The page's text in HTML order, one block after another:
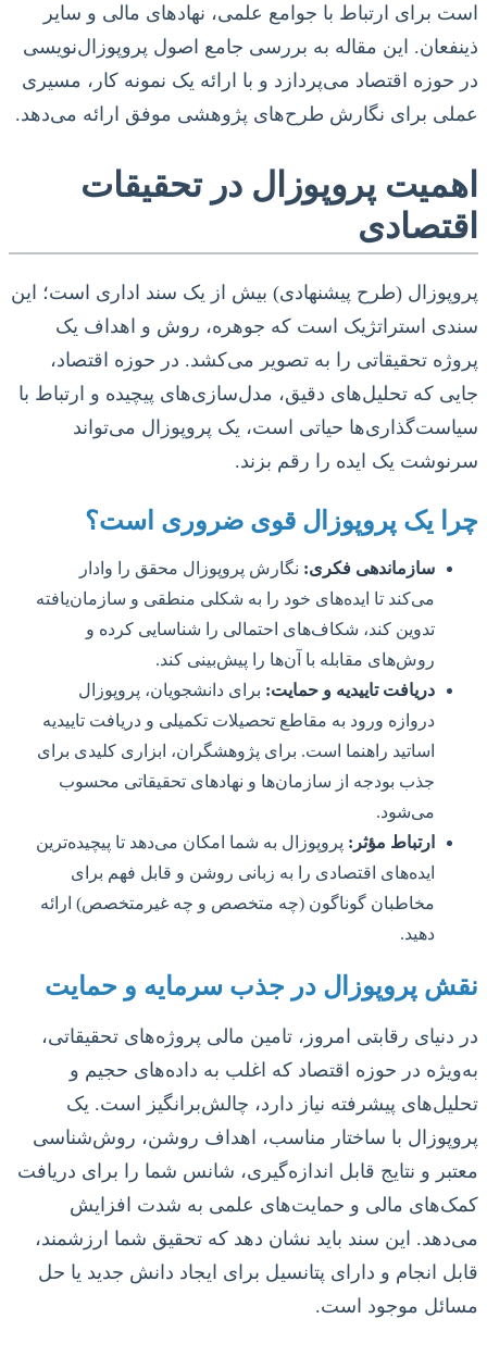
است برای ارتباط با جوامع علمی، نهادهای مالی و سایر
ذینفعان. این مقاله به بررسی جامع اصول پروپوزال‌نویسی
در حوزه اقتصاد می‌پردازد و با ارائه یک نمونه کار، مسیری
عملی برای نگارش طرح‌های پژوهشی موفق ارائه می‌دهد.
اهمیت پروپوزال در تحقیقات
اقتصادی
پروپوزال (طرح پیشنهادی) بیش از یک سند اداری است؛ این
سندی استراتژیک است که جوهره، روش و اهداف یک
پروژه تحقیقاتی را به تصویر می‌کشد. در حوزه اقتصاد،
جایی که تحلیل‌های دقیق، مدل‌سازی‌های پیچیده و ارتباط با
سیاست‌گذاری‌ها حیاتی است، یک پروپوزال می‌تواند
سرنوشت یک ایده را رقم بزند.
چرا یک پروپوزال قوی ضروری است؟
سازماندهی فکری: نگارش پروپوزال محقق را وادار
می‌کند تا ایده‌های خود را به شکلی منطقی و سازمان‌یافته
تدوین کند، شکاف‌های احتمالی را شناسایی کرده و
روش‌های مقابله با آن‌ها را پیش‌بینی کند.
دریافت تاییدیه و حمایت: برای دانشجویان، پروپوزال
دروازه ورود به مقاطع تحصیلات تکمیلی و دریافت تاییدیه
اساتید راهنما است. برای پژوهشگران، ابزاری کلیدی برای
جذب بودجه از سازمان‌ها و نهادهای تحقیقاتی محسوب
می‌شود.
ارتباط مؤثر: پروپوزال به شما امکان می‌دهد تا پیچیده‌ترین
ایده‌های اقتصادی را به زبانی روشن و قابل فهم برای
مخاطبان گوناگون (چه متخصص و چه غیرمتخصص) ارائه
دهید.
نقش پروپوزال در جذب سرمایه و حمایت
در دنیای رقابتی امروز، تامین مالی پروژه‌های تحقیقاتی،
به‌ویژه در حوزه اقتصاد که اغلب به داده‌های حجیم و
تحلیل‌های پیشرفته نیاز دارد، چالش‌برانگیز است. یک
پروپوزال با ساختار مناسب، اهداف روشن، روش‌شناسی
معتبر و نتایج قابل اندازه‌گیری، شانس شما را برای دریافت
کمک‌های مالی و حمایت‌های علمی به شدت افزایش
می‌دهد. این سند باید نشان دهد که تحقیق شما ارزشمند،
قابل انجام و دارای پتانسیل برای ایجاد دانش جدید یا حل
مسائل موجود است.